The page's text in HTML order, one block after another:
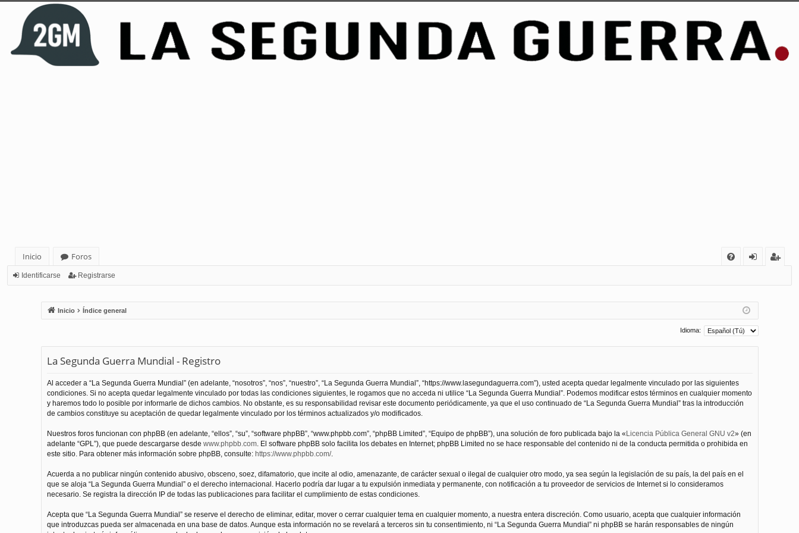
Inicio
Foros
ca
rs
Identificarse Registrarse
Inicio Índice general
Idioma:
La Segunda Guerra Mundial - Registro
Al acceder a “La Segunda Guerra Mundial” (en adelante, “nosotros”, “nos”, “nuestro”, “La Segunda Guerra Mundial”, “https://www.lasegundaguerra.com”), usted acepta quedar legalmente vinculado por las siguientes
condiciones. Si no acepta quedar legalmente vinculado por todas las condiciones siguientes, le rogamos que no acceda ni utilice “La Segunda Guerra Mundial”. Podemos modificar estos términos en cualquier momento
y haremos todo lo posible por informarle de dichos cambios. No obstante, es su responsabilidad revisar este documento periódicamente, ya que el uso continuado de “La Segunda Guerra Mundial” tras la introducción
de cambios constituye su aceptación de quedar legalmente vinculado por los términos actualizados y/o modificados.
Nuestros foros funcionan con phpBB (en adelante, “ellos”, “su”, “software phpBB”, “www.phpbb.com”, “phpBB Limited”, “Equipo de phpBB”), una solución de foro publicada bajo la « Licencia Pública General GNU v2» (en
adelante “GPL”), que puede descargarse desde www.phpbb.com. El software phpBB solo facilita los debates en Internet; phpBB Limited no se hace responsable del contenido ni de la conducta permitida o prohibida en
este sitio. Para obtener más información sobre phpBB, consulte: https://www.phpbb.com/.
Acuerda a no publicar ningún contenido abusivo, obsceno, soez, difamatorio, que incite al odio, amenazante, de carácter sexual o ilegal de cualquier otro modo, ya sea según la legislación de su país, la del país en el
que se aloja “La Segunda Guerra Mundial” o el derecho internacional. Hacerlo podría dar lugar a tu expulsión inmediata y permanente, con notificación a tu proveedor de servicios de Internet si lo consideramos
necesario. Se registra la dirección IP de todas las publicaciones para facilitar el cumplimiento de estas condiciones.
Acepta que “La Segunda Guerra Mundial” se reserve el derecho de eliminar, editar, mover o cerrar cualquier tema en cualquier momento, a nuestra entera discreción. Como usuario, acepta que cualquier información
que introduzcas pueda ser almacenada en una base de datos. Aunque esta información no se revelará a terceros sin tu consentimiento, ni “La Segunda Guerra Mundial” ni phpBB se harán responsables de ningún